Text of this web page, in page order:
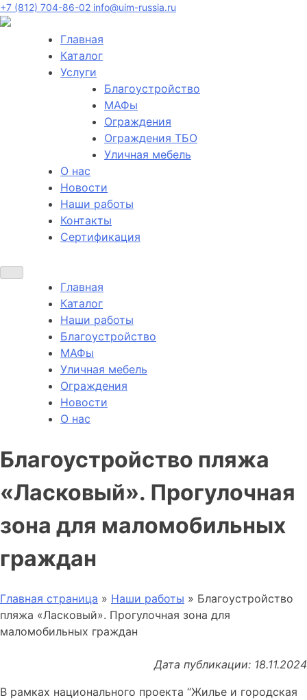
+7 (812) 704-86-02 info@uim-russia.ru
Главная
Каталог
Услуги
Благоустройство
МАФы
Ограждения
Ограждения ТБО
Уличная мебель
О нас
Новости
Наши работы
Контакты
Сертификация
Главная
Каталог
Наши работы
Благоустройство
МАФы
Уличная мебель
Ограждения
Новости
О нас
Благоустройство пляжа
«Ласковый». Прогулочная
зона для маломобильных
граждан
Главная страница » Наши работы » Благоустройство
пляжа «Ласковый». Прогулочная зона для
маломобильных граждан
Дата публикации: 18.11.2024
В рамках национального проекта “Жилье и городская